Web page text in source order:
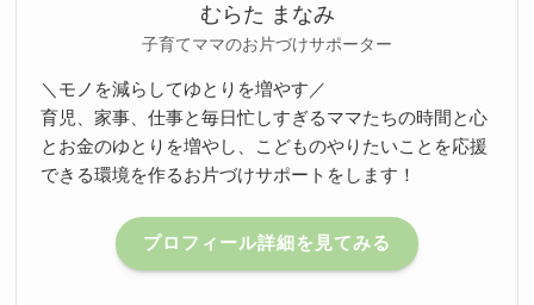
むらた まなみ
子育てママのお片づけサポーター
＼モノを減らしてゆとりを増やす／
育児、家事、仕事と毎日忙しすぎるママたちの時間と心
とお金のゆとりを増やし、こどものやりたいことを応援
できる環境を作るお片づけサポートをします！
プロフィール詳細を見てみる